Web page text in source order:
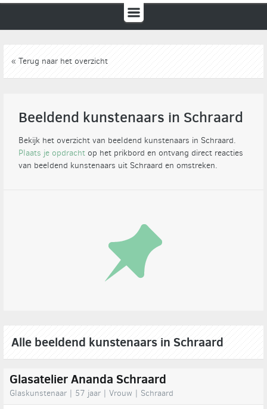
« Terug naar het overzicht
Beeldend kunstenaars in Schraard
Bekijk het overzicht van beeldend kunstenaars in Schraard.
Plaats je opdracht op het prikbord en ontvang direct reacties
van beeldend kunstenaars uit Schraard en omstreken.
Alle beeldend kunstenaars in Schraard
Glasatelier Ananda Schraard
Glaskunstenaar | 57 jaar | Vrouw | Schraard